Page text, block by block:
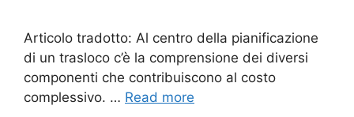
Articolo tradotto: Al centro della pianificazione
di un trasloco c’è la comprensione dei diversi
componenti che contribuiscono al costo
complessivo. … Read more